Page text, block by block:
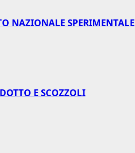
NAZIONALE SPERIMENTALE
E SCOZZOLI